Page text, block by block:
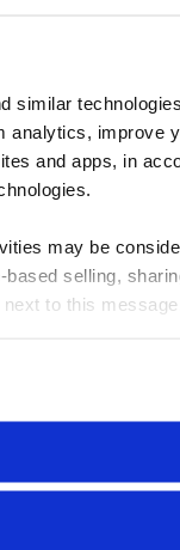
similar
analytics, improve
and apps, in
may be
selling,
next to this